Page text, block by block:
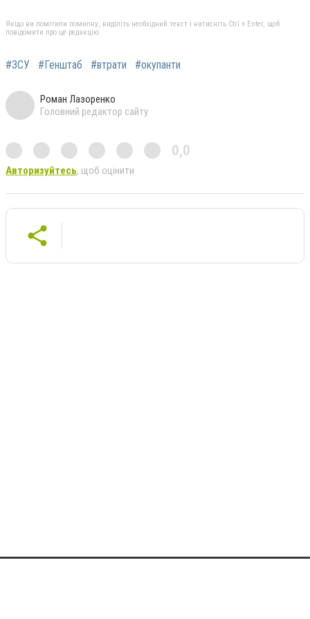
Якщо ви помітили помилку, виділіть необхідний текст і натисніть Ctrl + Enter, щоб
повідомити про це редакцію
#ЗСУ #Генштаб #втрати #окупанти
Роман Лазоренко
Головний редактор сайту
0,0
Авторизуйтесь, щоб оцінити